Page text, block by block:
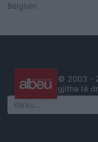
Belgium
© 2003 -
gjitha të
Search